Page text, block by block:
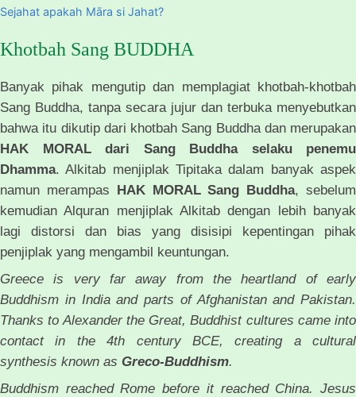
Sejahat apakah Māra si Jahat?
Khotbah Sang BUDDHA
Banyak pihak mengutip dan memplagiat khotbah-khotbah
Sang Buddha, tanpa secara jujur dan terbuka menyebutkan
bahwa itu dikutip dari khotbah Sang Buddha dan merupakan
HAK MORAL dari Sang Buddha selaku penemu
Dhamma. Alkitab menjiplak Tipitaka dalam banyak aspek
namun merampas HAK MORAL Sang Buddha, sebelum
kemudian Alquran menjiplak Alkitab dengan lebih banyak
lagi distorsi dan bias yang disisipi kepentingan pihak
penjiplak yang mengambil keuntungan.
Greece is very far away from the heartland of early
Buddhism in India and parts of Afghanistan and Pakistan.
Thanks to Alexander the Great, Buddhist cultures came into
contact in the 4th century BCE, creating a cultural
synthesis known as Greco-Buddhism.
Buddhism reached Rome before it reached China. Jesus